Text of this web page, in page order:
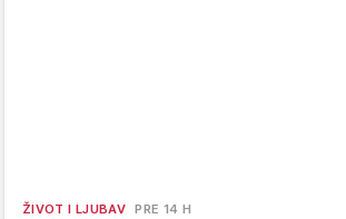
ŽIVOT I LJUBAV PRE 14 H